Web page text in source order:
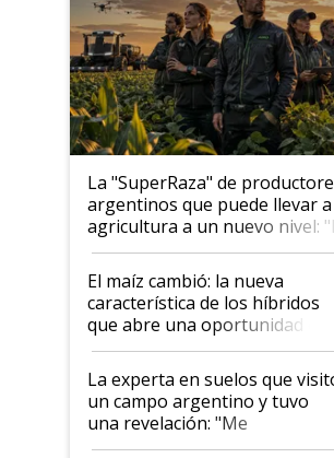
La "SuperRaza" de
argentinos que puede llevar
agricultura a un nuevo nivel:
posibilidades de crecimiento
infinitas"
El maíz cambió: la nueva
característica de los híbridos
que abre una oportunidad en
el lote
La experta en suelos que
un campo argentino y tuvo
una revelación: "Me
impresionó mucho"